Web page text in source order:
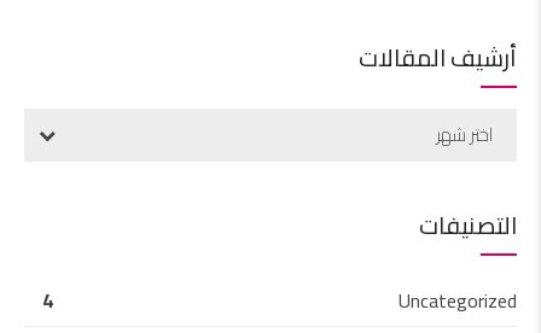
أرشيف المقالات
اختر شهر
التصنيفات
Uncategorized
4